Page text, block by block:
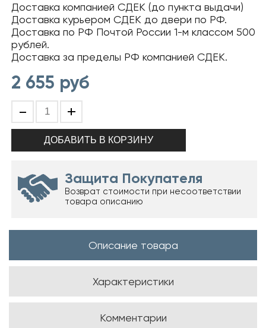
Доставка компанией СДЕК (до пункта выдачи)
Доставка курьером СДЕК до двери по РФ.
Доставка по РФ Почтой России 1-м классом 500
рублей.
Доставка за пределы РФ компанией СДЕК.
2 655 руб
- +
Защита Покупателя
Возврат стоимости при несоответствии
товара описанию
Описание товара
Характеристики
Комментарии